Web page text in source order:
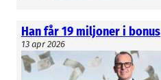
Han får 19 miljoner i bonus
13 apr 2026